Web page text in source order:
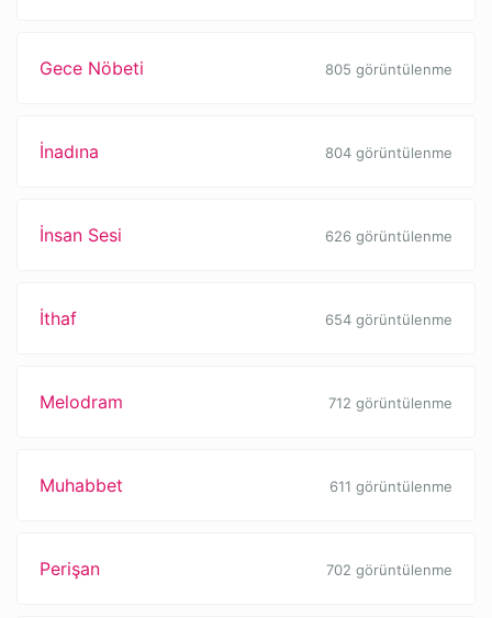
Gece Nöbeti 805 görüntülenme
İnadına 804 görüntülenme
İnsan Sesi 626 görüntülenme
İthaf 654 görüntülenme
Melodram 712 görüntülenme
Muhabbet 611 görüntülenme
Perişan 702 görüntülenme